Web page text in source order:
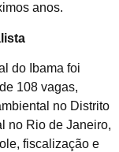
anos.
do Ibama foi
108 vagas,
no Distrito
no Rio de Janeiro,
fiscalização e